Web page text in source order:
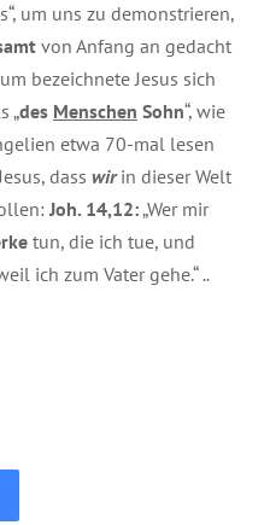
um uns zu demonstrieren,
von Anfang an gedacht
bezeichnete Jesus sich
„des Menschen Sohn“, wie
etwa 70-mal lesen
dass wirin dieser Welt
Joh. 14,12:„Wer mir
tun, die ich tue, und
ich zum Vater gehe.“..